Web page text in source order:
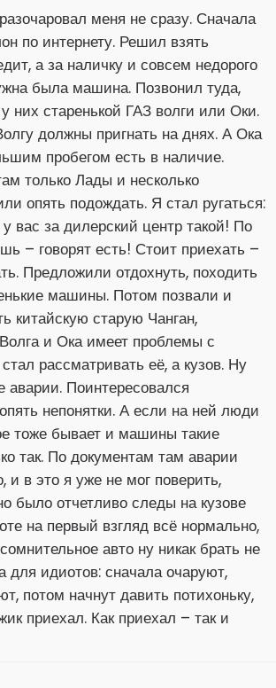
меня не сразу. Сначала
по интернету. Решил взять
а за наличку и совсем недорого
была машина. Позвонил туда,
них старенькой ГАЗ волги или Оки.
должны пригнать на днях. А Ока
пробегом есть в наличие.
только Лады и несколько
опять подождать. Я стал ругаться:
у вас за дилерский центр такой! По
– говорят есть! Стоит приехать –
Предложили отдохнуть, походить
машины. Потом позвали и
китайскую старую Чанган,
и Ока имеет проблемы с
рассматривать её, а кузов. Ну
аварии. Поинтересовался
непонятки. А если на ней люди
тоже бывает и машины такие
так. По документам там аварии
и в это я уже не мог поверить,
было отчетливо следы на кузове
на первый взгляд всё нормально,
авто ну никак брать не
для идиотов: сначала очаруют,
потом начнут давить потихоньку,
приехал. Как приехал – так и